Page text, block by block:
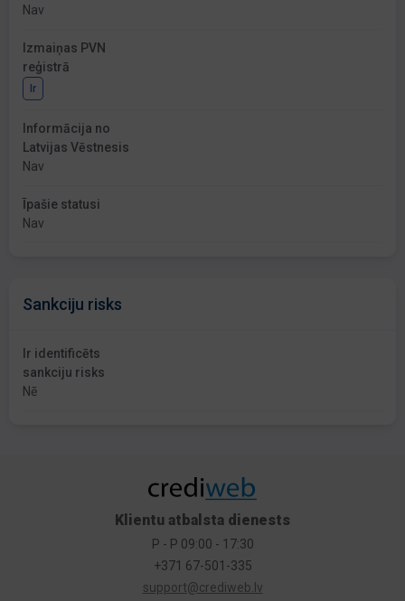
Nav
Izmaiņas PVN
reģistrā
Ir
Informācija no
Latvijas Vēstnesis
Nav
Īpašie statusi
Nav
Sankciju risks
Ir identificēts
sankciju risks
Nē
Klientu atbalsta dienests
P - P 09:00 - 17:30
+371 67-501-335
support@crediweb.lv